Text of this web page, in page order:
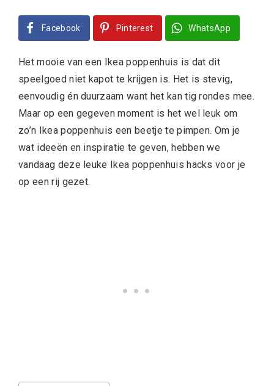
Facebook Pinterest WhatsApp
Het mooie van een Ikea poppenhuis is dat dit
speelgoed niet kapot te krijgen is. Het is stevig,
eenvoudig én duurzaam want het kan tig rondes mee.
Maar op een gegeven moment is het wel leuk om
zo’n Ikea poppenhuis een beetje te pimpen. Om je
wat ideeën en inspiratie te geven, hebben we
vandaag deze leuke Ikea poppenhuis hacks voor je
op een rij gezet.